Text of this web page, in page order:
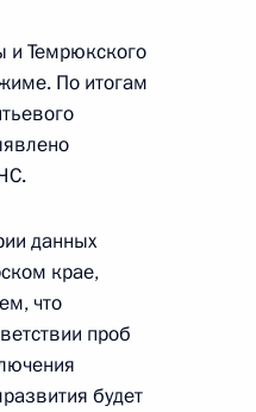
и Темрюкского
По итогам
данных
крае,
что
проб
будет